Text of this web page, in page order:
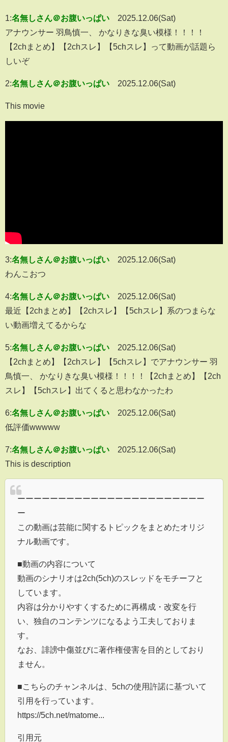
1:名無しさん＠お腹いっぱい
2025.12.06(Sat)
アナウンサー 羽鳥慎一、 かなりきな臭い模様！！！！
【2chまとめ】【2chスレ】【5chスレ】って動画が話題ら
しいぞ
2:名無しさん＠お腹いっぱい 2025.12.06(Sat)
This movie
3:名無しさん＠お腹いっぱい
2025.12.06(Sat)
わんこおつ
4:名無しさん＠お腹いっぱい
2025.12.06(Sat)
最近【2chまとめ】【2chスレ】【5chスレ】系のつまらな
い動画増えてるからな
5:名無しさん＠お腹いっぱい
2025.12.06(Sat)
【2chまとめ】【2chスレ】【5chスレ】でアナウンサー 羽
鳥慎一、 かなりきな臭い模様！！！！【2chまとめ】【2ch
スレ】【5chスレ】出てくると思わなかったわ
6:名無しさん＠お腹いっぱい
2025.12.06(Sat)
低評価wwwww
7:名無しさん＠お腹いっぱい
2025.12.06(Sat)
This is description
ーーーーーーーーーーーーーーーーーーーーーーー
ー
この動画は芸能に関するトピックをまとめたオリジ
ナル動画です。
■動画の内容について
動画のシナリオは2ch(5ch)のスレッドをモチーフと
しています。
内容は分かりやすくするために再構成・改変を行
い、独自のコンテンツになるよう工夫しておりま
す。
なお、誹謗中傷並びに著作権侵害を目的としており
ません。
■こちらのチャンネルは、5chの使用許諾に基づいて
引用を行っています。
https://5ch.net/matome...
引用元